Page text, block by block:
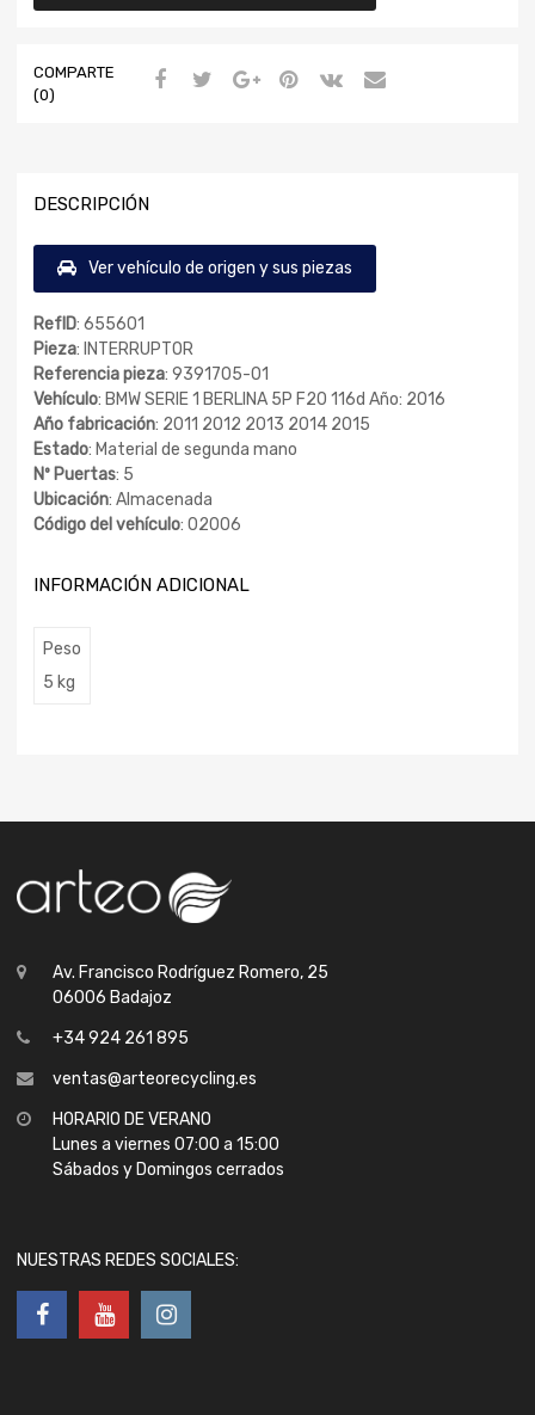
COMPARTE
(0)
DESCRIPCIÓN
Ver vehículo de origen y sus piezas
RefID: 655601
Pieza: INTERRUPTOR
Referencia pieza: 9391705-01
Vehículo: BMW SERIE 1 BERLINA 5P F20 116d Año: 2016
Año fabricación: 2011 2012 2013 2014 2015
Estado: Material de segunda mano
Nº Puertas: 5
Ubicación: Almacenada
Código del vehículo: 02006
INFORMACIÓN ADICIONAL
Peso
5 kg
Av. Francisco Rodríguez Romero, 25
06006 Badajoz
+34 924 261 895
ventas@arteorecycling.es
HORARIO DE VERANO
Lunes a viernes 07:00 a 15:00
Sábados y Domingos cerrados
NUESTRAS REDES SOCIALES: